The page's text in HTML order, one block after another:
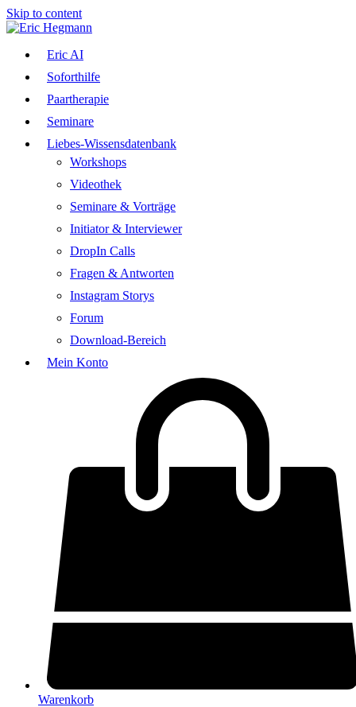
Skip to content
Eric AI
Soforthilfe
Paartherapie
Seminare
Liebes-Wissensdatenbank
Workshops
Videothek
Seminare & Vorträge
Initiator & Interviewer
DropIn Calls
Fragen & Antworten
Instagram Storys
Forum
Download-Bereich
Mein Konto
Warenkorb